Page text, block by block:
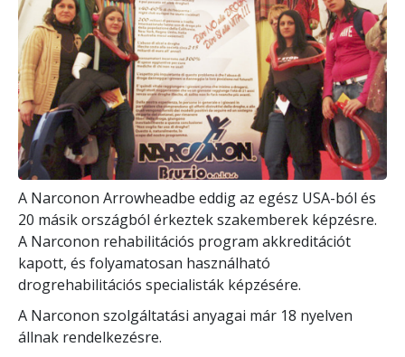
A Narconon Arrowheadbe eddig az egész USA-ból és
20 másik országból érkeztek szakemberek képzésre.
A Narconon rehabilitációs program akkreditációt
kapott, és folyamatosan használható
drogrehabilitációs specialisták képzésére.
A Narconon szolgáltatási anyagai már 18 nyelven
állnak rendelkezésre.